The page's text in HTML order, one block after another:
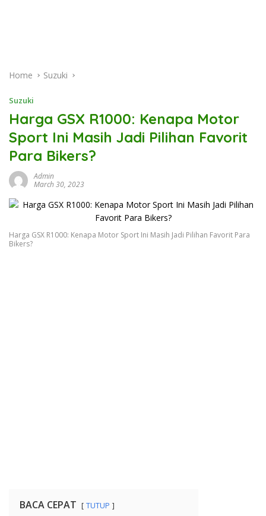
Home Suzuki
Suzuki
Harga GSX R1000: Kenapa Motor
Sport Ini Masih Jadi Pilihan Favorit
Para Bikers?
Admin
March 30, 2023
Harga GSX R1000: Kenapa Motor Sport Ini Masih Jadi Pilihan Favorit Para
Bikers?
BACA CEPAT TUTUP